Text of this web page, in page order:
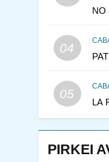
NO
04
05
LA
PIRKEI
4
5